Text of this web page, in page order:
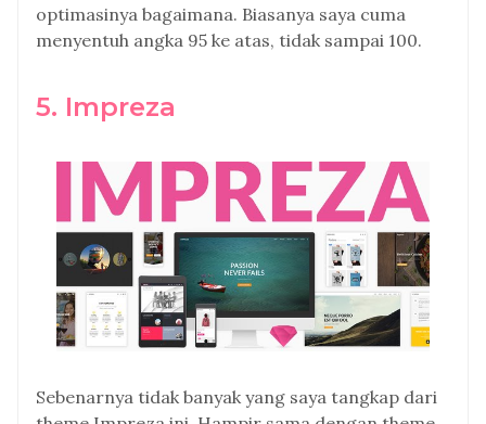
optimasinya bagaimana. Biasanya saya cuma
menyentuh angka 95 ke atas, tidak sampai 100.
5. Impreza
Sebenarnya tidak banyak yang saya tangkap dari